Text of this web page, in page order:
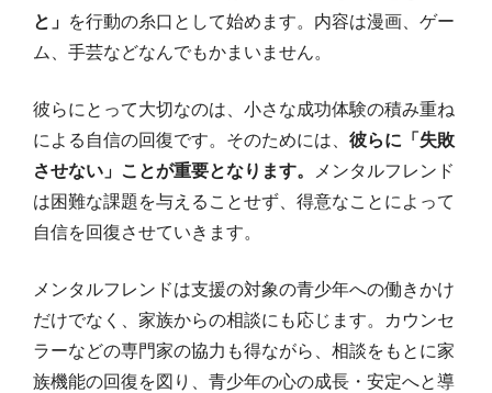
と」 を行動の糸口として始めます。内容は漫画、ゲー
ム、手芸などなんでもかまいません。
彼らにとって大切なのは、小さな成功体験の積み重ね
による自信の回復です。そのためには、 彼らに「失敗
させない」ことが重要となります。
メンタルフレンド
は困難な課題を与えることせず、得意なことによって
自信を回復させていきます。
メンタルフレンドは支援の対象の青少年への働きかけ
だけでなく、家族からの相談にも応じます。カウンセ
ラーなどの専門家の協力も得ながら、相談をもとに家
族機能の回復を図り、青少年の心の成長・安定へと導